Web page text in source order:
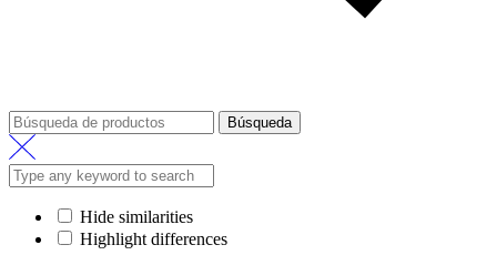
Búsqueda
de:
Búsqueda
Hide similarities
Highlight differences